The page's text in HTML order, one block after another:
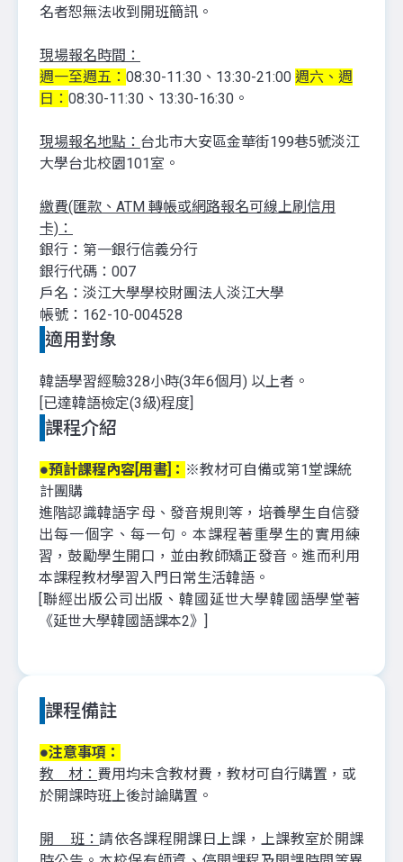
名者恕無法收到開班簡訊。
現場報名時間：
週一至週五： 08:30-11:30、13:30-21:00 週六、週
日： 08:30-11:30、13:30-16:30。
現場報名地點： 台北市大安區金華街199巷5號淡江
大學台北校園101室。
繳費(匯款、ATM 轉帳或網路報名可線上刷信用
卡)：
銀行：第一銀行信義分行
銀行代碼：007
戶名：淡江大學學校財團法人淡江大學
帳號：162-10-004528
適用對象
韓語學習經驗328小時(3年6個月) 以上者。
[已達韓語檢定(3級)程度]
課程介紹
●預計課程內容[用書]： ※教材可自備或第1堂課統
計團購
進階認識韓語字母、發音規則等，培養學生自信發
出每一個字、每一句。本課程著重學生的實用練
習，鼓勵學生開口，並由教師矯正發音。進而利用
本課程教材學習入門日常生活韓語。
[聯經出版公司出版、韓國延世大學韓國語學堂著
《延世大學韓國語課本2》]
課程備註
●注意事項：
教 材： 費用均未含教材費，教材可自行購置，或
於開課時班上後討論購置。
開 班：請依各課程開課日上課，上課教室於開課